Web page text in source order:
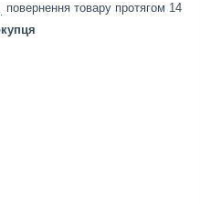
повернення товару протягом 14